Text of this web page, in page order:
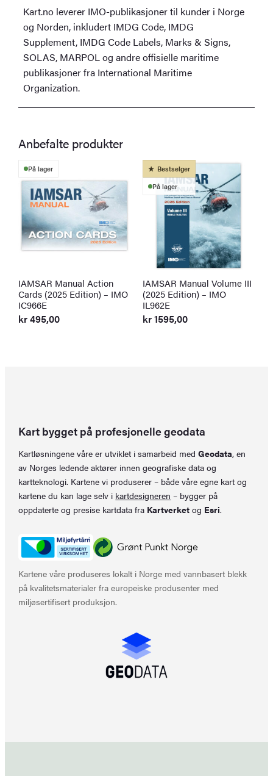
Kart.no leverer IMO-publikasjoner til kunder i Norge
og Norden, inkludert IMDG Code, IMDG
Supplement, IMDG Code Labels, Marks & Signs,
SOLAS, MARPOL og andre offisielle maritime
publikasjoner fra International Maritime
Organization.
Anbefalte produkter
På lager
IAMSAR Manual Action
Cards (2025 Edition) – IMO
IC966E
kr495,00
Bestselger
På lager
IAMSAR Manual Volume III
(2025 Edition) – IMO
IL962E
kr1595,00
Kart bygget på profesjonelle geodata
Kartløsningene våre er utviklet i samarbeid medGeodata, en
av Norges ledende aktører innen geografiske data og
kartteknologi. Kartene vi produserer – både våre egne kart og
kartene du kan lage selv i kartdesigneren – bygger på
oppdaterte og presise kartdata fra Kartverket og Esri.
Kartene våre produseres lokalt i Norge med vannbasert blekk
på kvalitetsmaterialer fra europeiske produsenter med
miljøsertifisert produksjon.